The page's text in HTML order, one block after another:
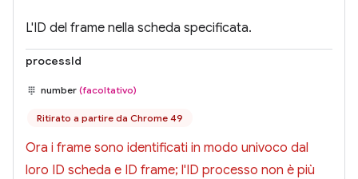
L'ID del frame nella scheda specificata.
processId
number (facoltativo)
Ritirato a partire da Chrome 49
Ora i frame sono identificati in modo univoco dal
loro ID scheda e ID frame; l'ID processo non è più